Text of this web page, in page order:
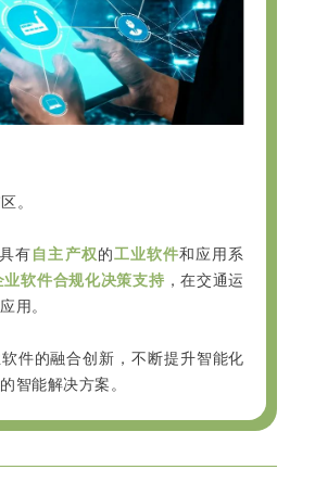
。
有 自主产权的工业软件和应用系
软件合规化决策支持 ，在交通运
用。
件的融合创新，不断提升智能化
智能解决方案。